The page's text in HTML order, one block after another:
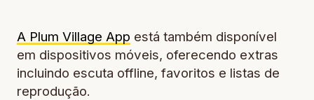
A Plum Village App está também disponível
em dispositivos móveis, oferecendo extras
incluindo escuta offline, favoritos e listas de
reprodução.